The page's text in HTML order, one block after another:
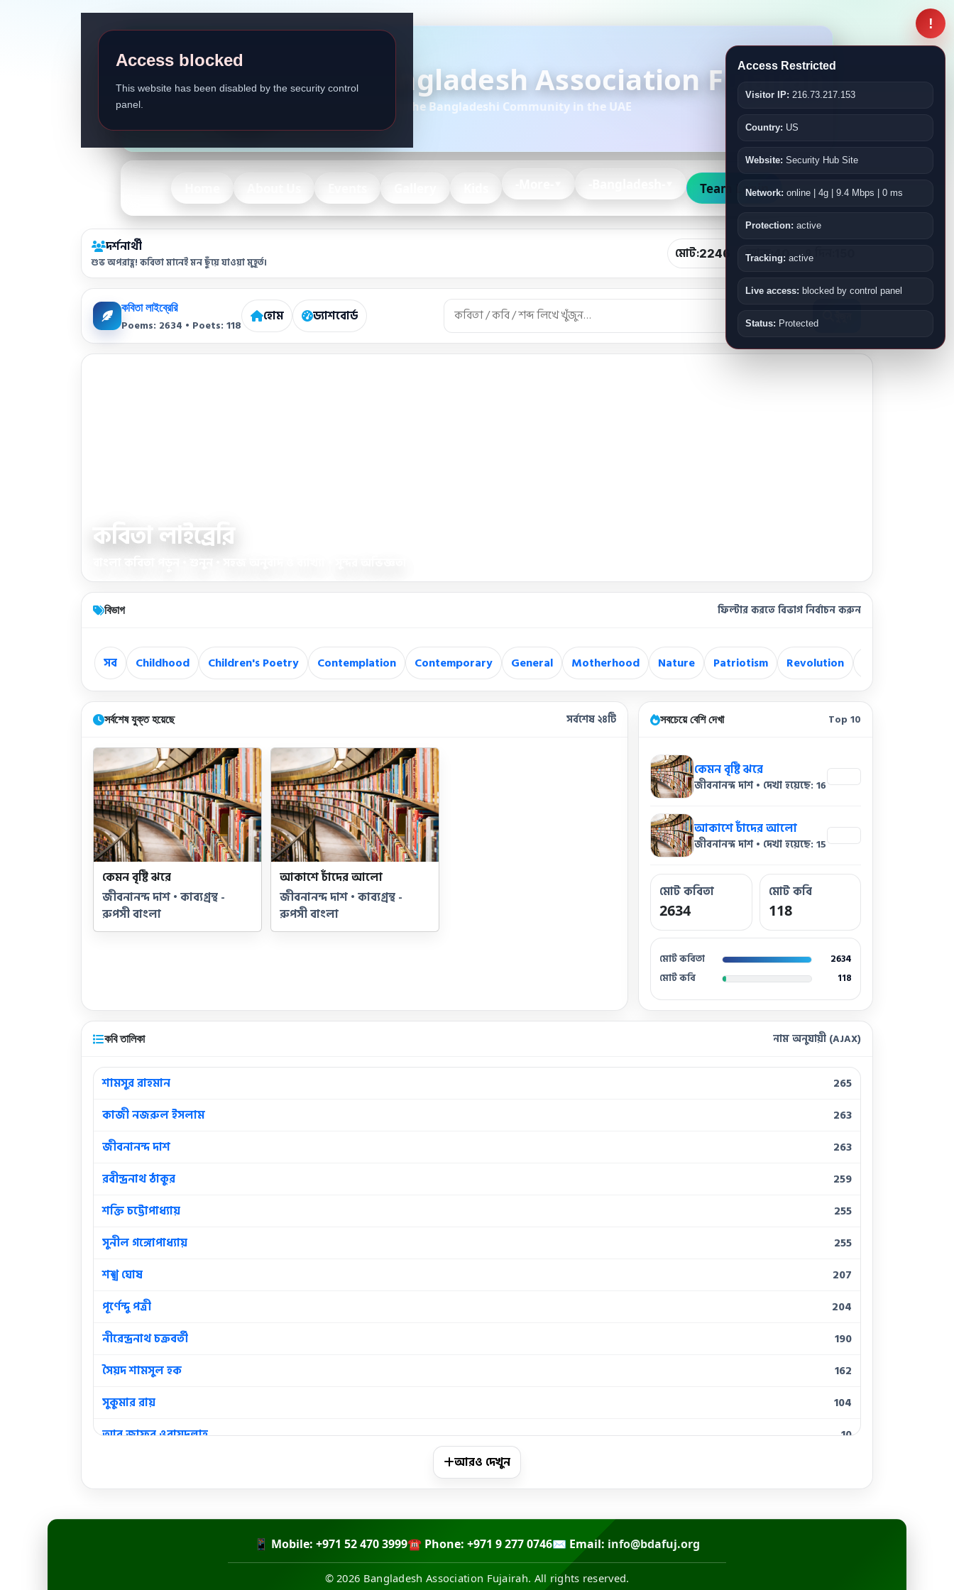
Access blocked
This website has been disabled by the security control
panel.
!
Access Restricted
Visitor IP: 216.73.217.153
Country: US
Website: Security Hub Site
Network: online | 4g | 9.4 Mbps | 0 ms
Protection: active
Tracking: active
Live access: blocked by control panel
Status: Protected
Bangladesh Association Fujairah
Serving the Bangladeshi Community in the UAE
Team Login
দর্শনার্থী
শুভ অপরাহ্ণ! কবিতা মানেই মন ছুঁয়ে যাওয়া মুহূর্ত। মোট:2246 আজ:40 ৭ দিন:
কবিতা লাইব্রেরি
Poems: 2634 • Poets: 118
হোম ড্যাশবোর্ড
কবিতা লাইব্রেরি
বিভাগ ফিল্টার করতে বিভাগ নির্বাচন করুন
সব Childhood Children's Poetry Contemplation Contemporary General Motherhood Nature Patriotism Revolution
সর্বশেষ যুক্ত হয়েছে সর্বশেষ ২৪টি
কেমন বৃষ্টি ঝরে
জীবনানন্দ দাশ • কাব্যগ্রন্থ -
রুপসী বাংলা
আকাশে চাঁদের আলো
জীবনানন্দ দাশ • কাব্যগ্রন্থ -
রুপসী বাংলা
সবচেয়ে বেশি দেখা Top 10
কেমন বৃষ্টি ঝরে
জীবনানন্দ দাশ • দেখা হয়েছে: 16
আকাশে চাঁদের আলো
জীবনানন্দ দাশ • দেখা হয়েছে: 15
মোট কবিতা
2634
মোট কবি
118
মোট কবিতা
2634
মোট কবি
118
কবি তালিকা নাম অনুযায়ী (AJAX)
শামসুর রাহমান
265
কাজী নজরুল ইসলাম
263
জীবনানন্দ দাশ
263
রবীন্দ্রনাথ ঠাকুর
259
শক্তি চট্টোপাধ্যায়
255
সুনীল গঙ্গোপাধ্যায়
255
শঙ্খ ঘোষ
207
পূর্ণেন্দু পত্রী
204
নীরেন্দ্রনাথ চক্রবর্তী
190
সৈয়দ শামসুল হক
162
সুকুমার রায়
104
আবু জাফর ওবায়দুল্লাহ
10
আরও দেখুন
📱 Mobile: +971 52 470 3999☎ Phone: +971 9 277 0746✉ Email: info@bdafuj.org
© 2026 Bangladesh Association Fujairah. All rights reserved.